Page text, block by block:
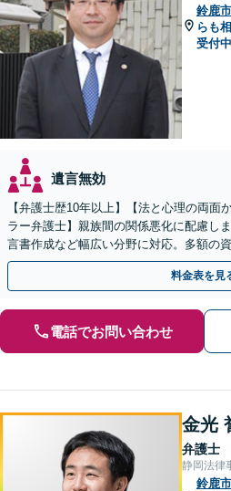
鈴鹿市
らも
受付中
遺言無効
【弁護士歴10年以上】【法と心理の両面
ラー弁護士】親族間の関係悪化に配慮し
言書作成など幅広い分野に対応。多額の
さい。【夜間・休日の相談可能】【駐車
料金表を見
電話でお問い合わせ
金光
弁護士
静岡法律
鈴鹿市